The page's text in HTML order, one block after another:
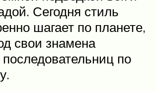
Сегодня стиль
шагает по планете,
свои знамена
по